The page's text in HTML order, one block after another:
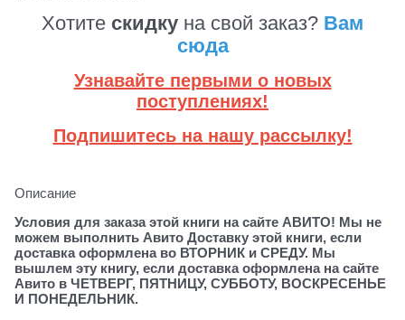
Хотите скидку на свой заказ? Вам
сюда
Узнавайте первыми о новых
поступлениях!
Подпишитесь на нашу рассылку!
Описание
Условия для заказа этой книги на сайте АВИТО! Мы не
можем выполнить Авито Доставку этой книги, если
доставка оформлена во ВТОРНИК и СРЕДУ. Мы
вышлем эту книгу, если доставка оформлена на сайте
Авито в ЧЕТВЕРГ, ПЯТНИЦУ, СУББОТУ, ВОСКРЕСЕНЬЕ
И ПОНЕДЕЛЬНИК.